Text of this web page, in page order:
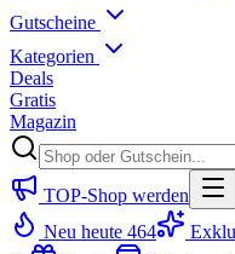
Gutscheine
Kategorien
Deals
Gratis
Magazin
TOP-Shop werden
Neu heute 464